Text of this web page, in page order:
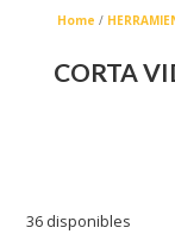
Home /
CORTA
36 disponibles